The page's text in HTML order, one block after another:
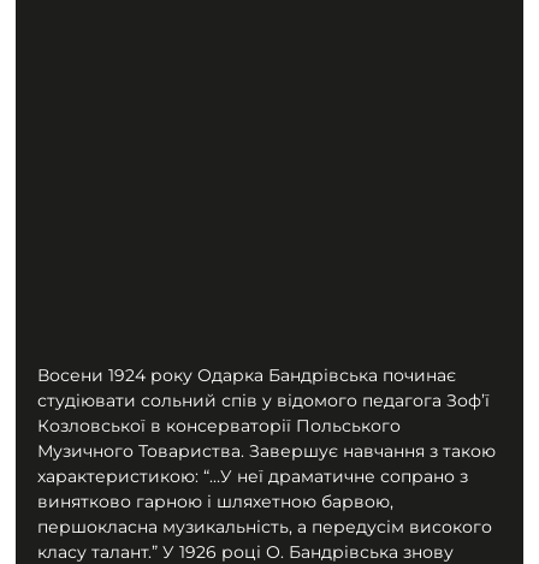
Восени 1924 року Одарка Бандрівська починає
студіювати сольний спів у відомого педагога Зоф’ї
Козловської в консерваторії Польського
Музичного Товариства. Завершує навчання з такою
характеристикою: “…У неї драматичне сопрано з
винятково гарною і шляхетною барвою,
першокласна музикальність, а передусім високого
класу талант.” У 1926 році О. Бандрівська знову